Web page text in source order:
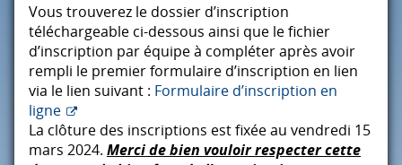
Vous trouverez le dossier d’inscription
téléchargeable ci-dessous ainsi que le fichier
d’inscription par équipe à compléter après avoir
rempli le premier formulaire d’inscription en lien
via le lien suivant : Formulaire d’inscription en
ligne
La clôture des inscriptions est fixée au vendredi 15
mars 2024. Merci de bien vouloir respecter cette